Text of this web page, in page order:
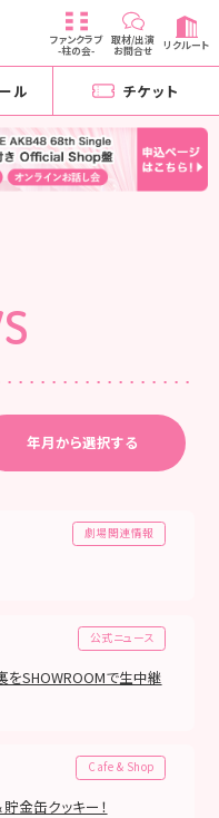
ファンクラブ
-柱の会-
取材/出演
お問合せ リクルート
ル チケット
年月から選択する
劇場関連情報
公式ニュース
をSHOWROOMで生中継
Cafe & Shop
金缶クッキー！